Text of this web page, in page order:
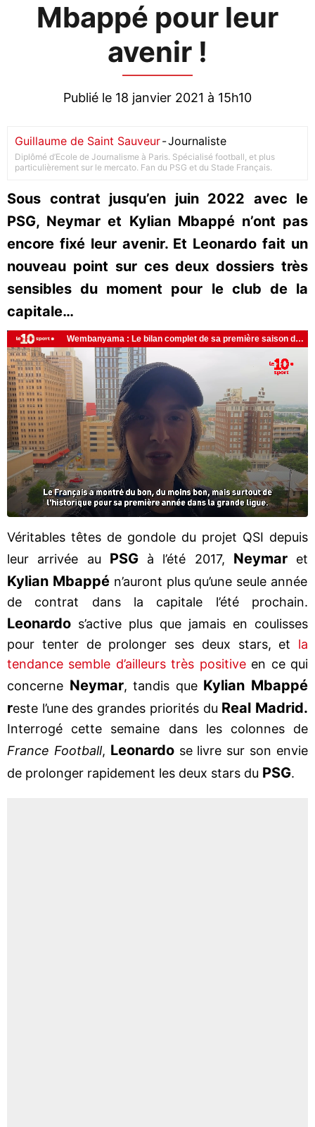
Mbappé pour leur
avenir !
Publié le 18 janvier 2021 à 15h10
Guillaume de Saint Sauveur-Journaliste
Diplômé d’Ecole de Journalisme à Paris. Spécialisé football, et plus
particulièrement sur le mercato. Fan du PSG et du Stade Français.
Sous contrat jusqu’en juin 2022 avec le
PSG, Neymar et Kylian Mbappé n’ont pas
encore fixé leur avenir. Et Leonardo fait un
nouveau point sur ces deux dossiers très
sensibles du moment pour le club de la
capitale…
Véritables têtes de gondole du projet QSI depuis
leur arrivée au PSGà l’été 2017, Neymaret
Kylian Mbappén’auront plus qu’une seule année
de contrat dans la capitale l’été prochain.
Leonardo s’active plus que jamais en coulisses
pour tenter de prolonger ses deux stars, et la
tendance semble d’ailleurs très positiveen ce qui
concerne Neymar, tandis que Kylian Mbappé
reste l’une des grandes priorités du Real Madrid.
Interrogé cette semaine dans les colonnes de
France Football, Leonardose livre sur son envie
de prolonger rapidement les deux stars du PSG.